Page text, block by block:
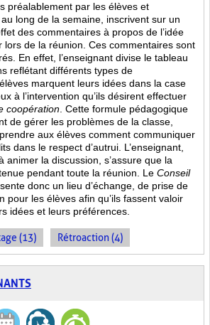
préalablement par les élèves et
long de la semaine, inscrivent sur un
des commentaires à propos de l’idée
lors de la réunion. Ces commentaires sont
En effet, l’enseignant divise le tableau
reflétant différents types de
marquent leurs idées dans la case
à l’intervention qu’ils désirent effectuer
coopération . Cette formule pédagogique
de gérer les problèmes de la classe,
aux élèves comment communiquer
dans le respect d’autrui. L’enseignant,
animer la discussion, s’assure que la
pendant toute la réunion. Le Conseil
donc un lieu d’échange, de prise de
pour les élèves afin qu’ils fassent valoir
idées et leurs préférences.
(13) Rétroaction (4)